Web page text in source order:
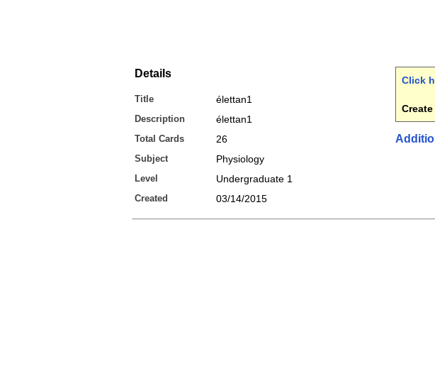
Details
Title élettan1
Description élettan1
Total Cards 26
Subject Physiology
Level Undergraduate 1
Created 03/14/2015
Click